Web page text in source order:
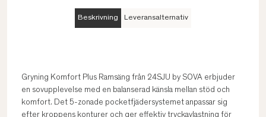
Beskrivning Leveransalternativ
Gryning Komfort Plus Ramsäng från 24SJU by SOVA erbjuder
en sovupplevelse med en balanserad känsla mellan stöd och
komfort. Det 5-zonade pocketfjädersystemet anpassar sig
efter kroppens konturer och ger effektiv tryckavlastning för